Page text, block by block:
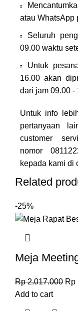
atau WhatsApp
Seluruh
09.00 waktu
Untuk
16.00 akan
dari jam 09.00 -
Untuk info
pertanyaan
customer
nomor
kepada kami di
Related
-25%
Meja
Rp2.017.000 Rp
Add to cart